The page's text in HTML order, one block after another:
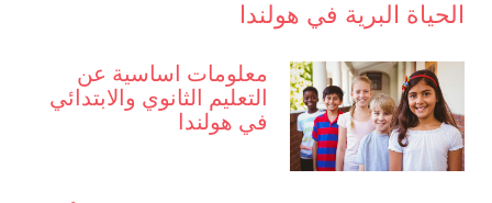
الحياة البرية في هولندا
معلومات اساسية عن
التعليم الثانوي والابتدائي
في هولندا